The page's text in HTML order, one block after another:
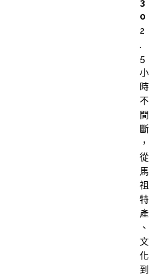
3
0
2
.
5
小
時
不
間
斷
，
從
馬
祖
特
產
、
文
化
到